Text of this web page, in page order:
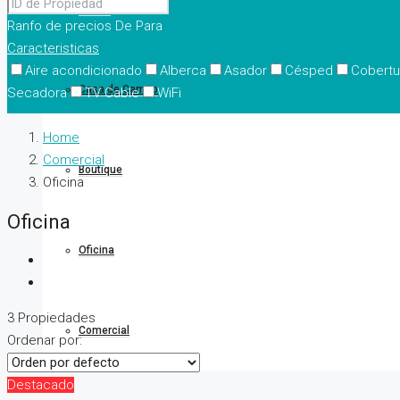
Casas
Casa de Campo
Boutique
Oficina
Comercial
Ranfo de precios De Para
Caracteristicas
Aire acondicionado
Alberca Asador Césped
Secadora
TV Cable WiFi
Home
Comercial
Oficina
Oficina
3 Propiedades
Ordenar por:
Destacado